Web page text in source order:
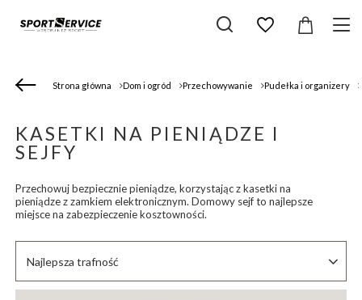
Strona główna Dom i ogród Przechowywanie Pudełka i organizery
KASETKI NA PIENIĄDZE I
SEJFY
Przechowuj bezpiecznie pieniądze, korzystając z kasetki na
pieniądze z zamkiem elektronicznym. Domowy sejf to najlepsze
miejsce na zabezpieczenie kosztowności.
Zmień sortowanie
Najlepsza trafność